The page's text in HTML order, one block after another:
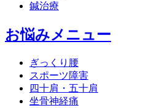
鍼治療
お悩みメニュー
ぎっくり腰
スポーツ障害
四十肩・五十肩
坐骨神経痛